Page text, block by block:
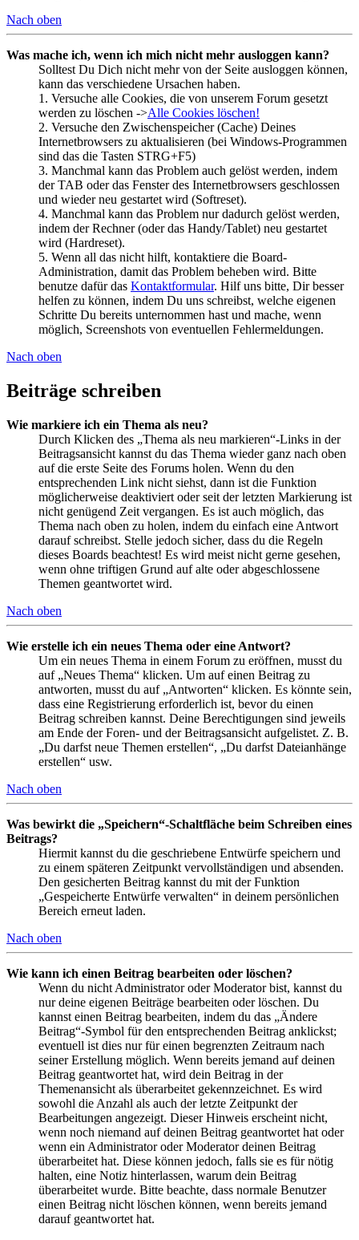
Nach oben
Was mache ich, wenn ich mich nicht mehr ausloggen kann?
Solltest Du Dich nicht mehr von der Seite ausloggen können,
kann das verschiedene Ursachen haben.
1. Versuche alle Cookies, die von unserem Forum gesetzt
werden zu löschen ->Alle Cookies löschen!
2. Versuche den Zwischenspeicher (Cache) Deines
Internetbrowsers zu aktualisieren (bei Windows-Programmen
sind das die Tasten STRG+F5)
3. Manchmal kann das Problem auch gelöst werden, indem
der TAB oder das Fenster des Internetbrowsers geschlossen
und wieder neu gestartet wird (Softreset).
4. Manchmal kann das Problem nur dadurch gelöst werden,
indem der Rechner (oder das Handy/Tablet) neu gestartet
wird (Hardreset).
5. Wenn all das nicht hilft, kontaktiere die Board-
Administration, damit das Problem beheben wird. Bitte
benutze dafür das Kontaktformular. Hilf uns bitte, Dir besser
helfen zu können, indem Du uns schreibst, welche eigenen
Schritte Du bereits unternommen hast und mache, wenn
möglich, Screenshots von eventuellen Fehlermeldungen.
Nach oben
Beiträge schreiben
Wie markiere ich ein Thema als neu?
Durch Klicken des „Thema als neu markieren“-Links in der
Beitragsansicht kannst du das Thema wieder ganz nach oben
auf die erste Seite des Forums holen. Wenn du den
entsprechenden Link nicht siehst, dann ist die Funktion
möglicherweise deaktiviert oder seit der letzten Markierung ist
nicht genügend Zeit vergangen. Es ist auch möglich, das
Thema nach oben zu holen, indem du einfach eine Antwort
darauf schreibst. Stelle jedoch sicher, dass du die Regeln
dieses Boards beachtest! Es wird meist nicht gerne gesehen,
wenn ohne triftigen Grund auf alte oder abgeschlossene
Themen geantwortet wird.
Nach oben
Wie erstelle ich ein neues Thema oder eine Antwort?
Um ein neues Thema in einem Forum zu eröffnen, musst du
auf „Neues Thema“ klicken. Um auf einen Beitrag zu
antworten, musst du auf „Antworten“ klicken. Es könnte sein,
dass eine Registrierung erforderlich ist, bevor du einen
Beitrag schreiben kannst. Deine Berechtigungen sind jeweils
am Ende der Foren- und der Beitragsansicht aufgelistet. Z. B.
„Du darfst neue Themen erstellen“, „Du darfst Dateianhänge
erstellen“ usw.
Nach oben
Was bewirkt die „Speichern“-Schaltfläche beim Schreiben eines
Beitrags?
Hiermit kannst du die geschriebene Entwürfe speichern und
zu einem späteren Zeitpunkt vervollständigen und absenden.
Den gesicherten Beitrag kannst du mit der Funktion
„Gespeicherte Entwürfe verwalten“ in deinem persönlichen
Bereich erneut laden.
Nach oben
Wie kann ich einen Beitrag bearbeiten oder löschen?
Wenn du nicht Administrator oder Moderator bist, kannst du
nur deine eigenen Beiträge bearbeiten oder löschen. Du
kannst einen Beitrag bearbeiten, indem du das „Ändere
Beitrag“-Symbol für den entsprechenden Beitrag anklickst;
eventuell ist dies nur für einen begrenzten Zeitraum nach
seiner Erstellung möglich. Wenn bereits jemand auf deinen
Beitrag geantwortet hat, wird dein Beitrag in der
Themenansicht als überarbeitet gekennzeichnet. Es wird
sowohl die Anzahl als auch der letzte Zeitpunkt der
Bearbeitungen angezeigt. Dieser Hinweis erscheint nicht,
wenn noch niemand auf deinen Beitrag geantwortet hat oder
wenn ein Administrator oder Moderator deinen Beitrag
überarbeitet hat. Diese können jedoch, falls sie es für nötig
halten, eine Notiz hinterlassen, warum dein Beitrag
überarbeitet wurde. Bitte beachte, dass normale Benutzer
einen Beitrag nicht löschen können, wenn bereits jemand
darauf geantwortet hat.